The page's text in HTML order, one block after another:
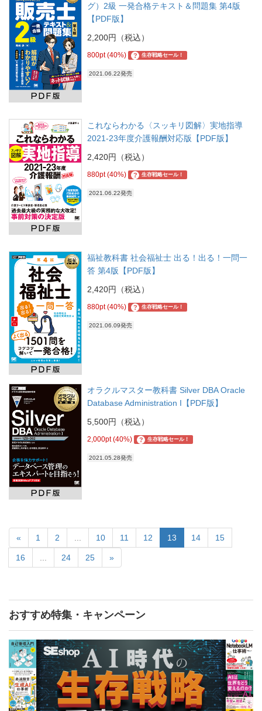
グ）2級 一発合格テキスト＆問題集 第4版
【PDF版】
2,200円（税込）
800pt (40%) ? 生存戦略セール！
2021.06.22発売
これならわかる〈スッキリ図解〉実地指導
2021-23年度介護報酬対応版【PDF版】
2,420円（税込）
880pt (40%) ? 生存戦略セール！
2021.06.22発売
福祉教科書 社会福祉士 出る！出る！一問一
答 第4版【PDF版】
2,420円（税込）
880pt (40%) ? 生存戦略セール！
2021.06.09発売
オラクルマスター教科書 Silver DBA Oracle
Database Administration I【PDF版】
5,500円（税込）
2,000pt (40%) ? 生存戦略セール！
2021.05.28発売
« 1 2 10 11 12 13 14 15
16 24 25 »
おすすめ特集・キャンペーン